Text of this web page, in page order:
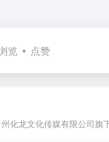
览 点赞